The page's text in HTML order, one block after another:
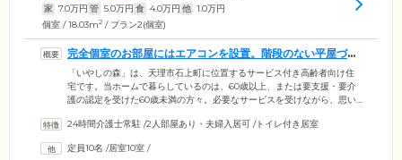
家 7.0万円 管 5.0万円 食 4.0万円 他 1.0万円
個室 / 18.03m2 / プラン2(個室)
完全個室のお部屋にはエアコンを設置。階段のない平屋づく
りです
「いやしの森」は、天理市石上町に位置するサービス付き高齢者向け住
宅です。当ホームで暮らしているのは、60歳以上、または要支援・要介
護の認定を受けた60歳未満の方々。必要なサービスを受けながら、思い
は、全10室の完全個室。各居室には、トイレ、洗面台、収納のほか、エ
ます。また、当ホームは、段差をなくし各所に手すりを取り付けたバリ
24時間介護士常駐 /2人部屋あり・夫婦入居可 /トイレ付き居室
定員10名 /居室10室 /